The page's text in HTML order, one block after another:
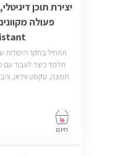
יצירת תוכן
תתחיל בחקר היסודות
תלמד כיצד לעבוד עם
תמונה, טקסט ווידאו,
חינם